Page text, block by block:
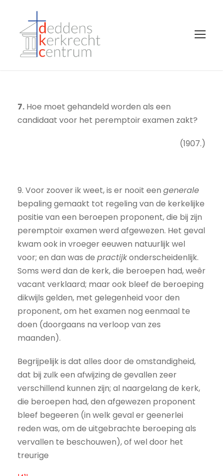
7. Hoe moet gehandeld worden als een
candidaat voor het peremptoir examen zakt?
(1907.)
9. Voor zoover ik weet, is er nooit een generale
bepaling gemaakt tot regeling van de kerkelijke
positie van een beroepen proponent, die bij zijn
peremptoir examen werd afgewezen. Het geval
kwam ook in vroeger eeuwen natuurlijk wel
voor; en dan was de practijkonderscheidenlijk.
Soms werd dan de kerk, die beroepen had, weêr
vacant verklaard; maar ook bleef de beroeping
dikwijls gelden, met gelegenheid voor den
proponent, om het examen nog eenmaal te
doen (doorgaans na verloop van zes
maanden).
Begrijpelijk is dat alles door de omstandigheid,
dat bij zulk een afwijzing de gevallen zeer
verschillend kunnen zijn; al naargelang de kerk,
die beroepen had, den afgewezen proponent
bleef begeeren (in welk geval er geenerlei
reden was, om de uitgebrachte beroeping als
vervallen te beschouwen), of wel door het
treurige